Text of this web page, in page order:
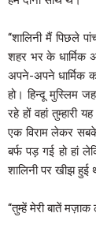
‘‘शालिनी मैं पिछले
शहर भर के धार्मिक
अपने-अपने धार्मिक
हो। हिन्दू मुस्लिम
रहे हों वहां तुम्हारी
एक विराम लेकर
बर्फ पड़ गई हो हां
शालिनी पर खीझ हुई
‘‘तुम्हें मेरी बातें